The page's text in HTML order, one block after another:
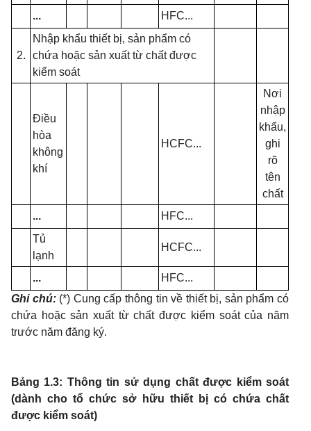
... HFC...
2.
Nhập khẩu thiết bị, sản phẩm có
chứa hoặc sản xuất từ chất được
kiểm soát
Điều
hòa
không
khí
HCFC...
Nơi
nhập
khẩu,
ghi
rõ
tên
chất
...
HFC...
Tủ
lạnh
HCFC...
...
HFC...
Ghi chú:(*) Cung cấp thông tin về thiết bị, sản phẩm có
chứa hoặc sản xuất từ chất được kiểm soát của năm
trước năm đăng ký.
Bảng 1.3: Thông tin sử dụng chất được kiểm soát
(dành cho tổ chức sở hữu thiết bị có chứa chất
được kiểm soát)